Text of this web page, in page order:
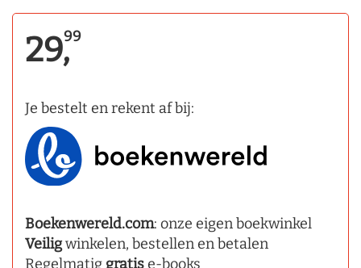
29,99
Je bestelt en rekent af bij:
Boekenwereld.com: onze eigen boekwinkel
Veiligwinkelen, bestellen en betalen
Regelmatig gratise-books